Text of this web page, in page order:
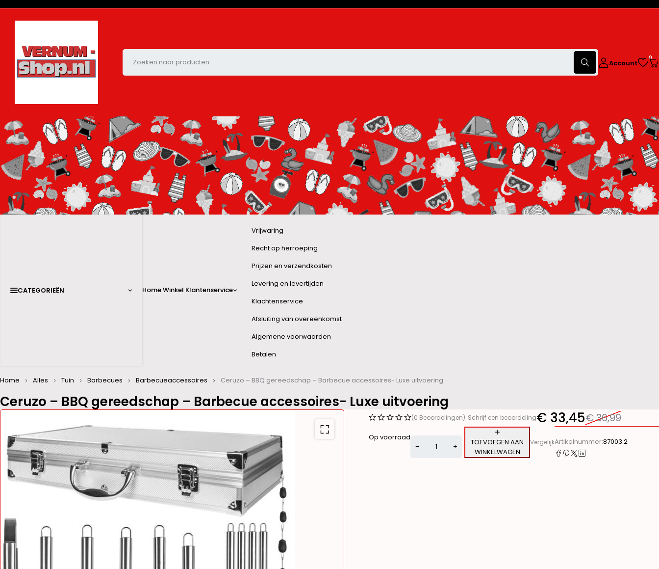
Account
0
CATEGORIEËN HomeWinkel Klantenservice
Vrijwaring
Recht op herroeping
Prijzen en verzendkosten
Levering en levertijden
Klachtenservice
Afsluiting van overeenkomst
Algemene voorwaarden
Betalen
Ceruzo – BBQ gereedschap – Barbecue accessoires- Luxe uitvoering
Home Alles Tuin Barbecues Barbecueaccessoires Ceruzo – BBQ gereedschap – Barbecue accessoires- Luxe uitvoering
(0 Beoordelingen) Schrijf een beoordeling €36,99
€ 33,45
Op voorraad
TOEVOEGEN AAN
WINKELWAGEN
VergelijkArtikelnummer:87003.2